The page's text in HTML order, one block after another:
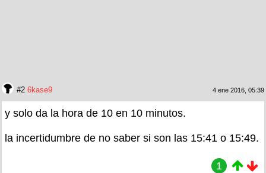
#2 6kase9 4 ene 2016, 05:39
y solo da la hora de 10 en 10 minutos.
la incertidumbre de no saber si son las 15:41 o 15:49.
1